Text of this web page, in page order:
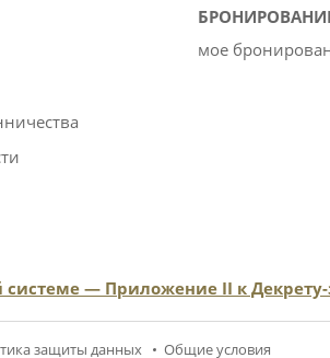
мое
— Приложение II к
защиты данных Oбщие условия